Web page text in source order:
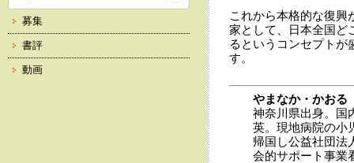
これから本格的な復興
家として、日本全国ど
るというコンセプトが
す。
やまなか・かおる
神奈川県出身。国
英。現地病院の小
帰国し公益社団法
会的サポート事業
募集
書評
動画